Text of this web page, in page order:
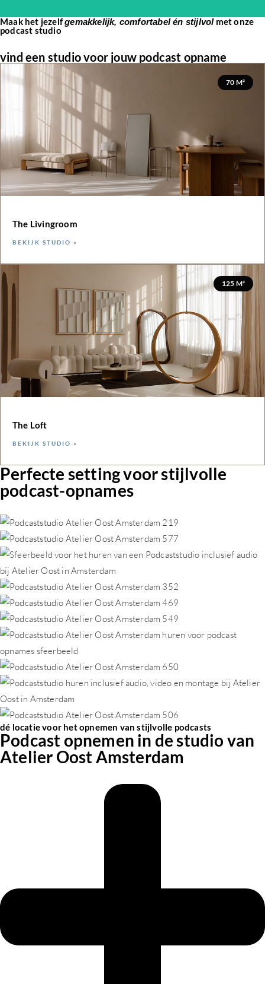
Maak het jezelfgemakkelijk, comfortabel én stijlvolmet onze
podcast studio
vind een studio voor jouw podcast opname
70 M²
The Livingroom
BEKIJK STUDIO »
125 M²
The Loft
BEKIJK STUDIO »
Perfecte setting voor stijlvolle
podcast-opnames
dé locatie voor het opnemen van stijlvolle podcasts
Podcast opnemen in de studio van
Atelier Oost Amsterdam